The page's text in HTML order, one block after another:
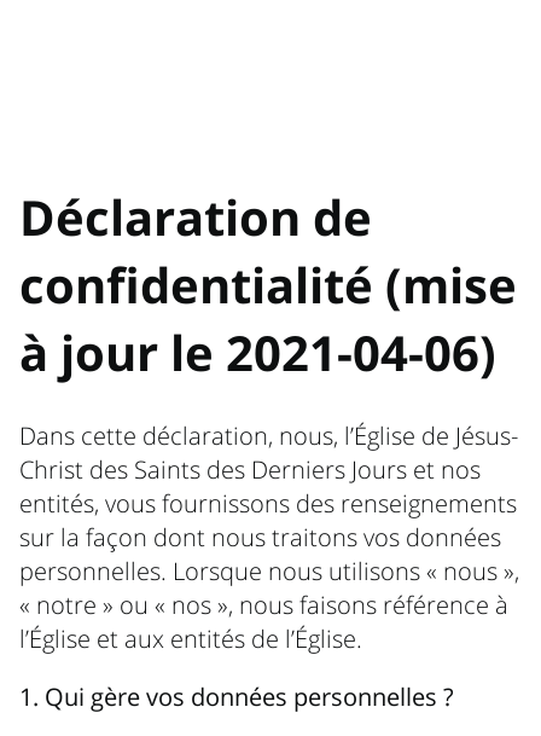
Déclaration de
confidentialité (mise
à jour le 2021-04-06)
Dans cette déclaration, nous, l’Église de Jésus-
Christ des Saints des Derniers Jours et nos
entités, vous fournissons des renseignements
sur la façon dont nous traitons vos données
personnelles. Lorsque nous utilisons « nous »,
« notre » ou « nos », nous faisons référence à
l’Église et aux entités de l’Église.
1. Qui gère vos données personnelles ?